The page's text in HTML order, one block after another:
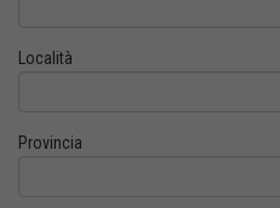
Località
Provincia